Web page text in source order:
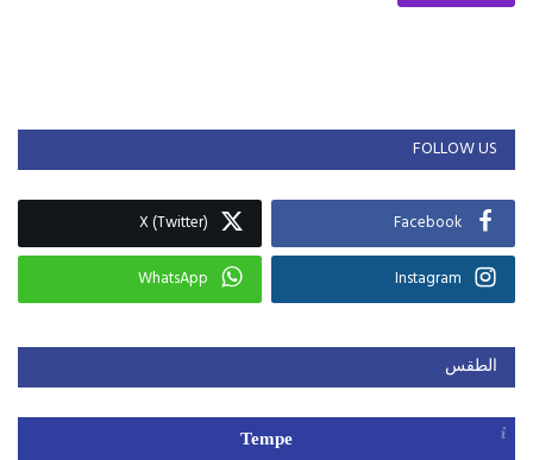
FOLLOW US
Facebook
X (Twitter)
Instagram
WhatsApp
الطقس
Tempe